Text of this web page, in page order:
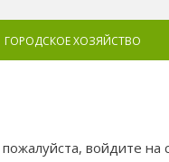
ГОРОДСКОЕ ХОЗЯЙСТВО
войдите на